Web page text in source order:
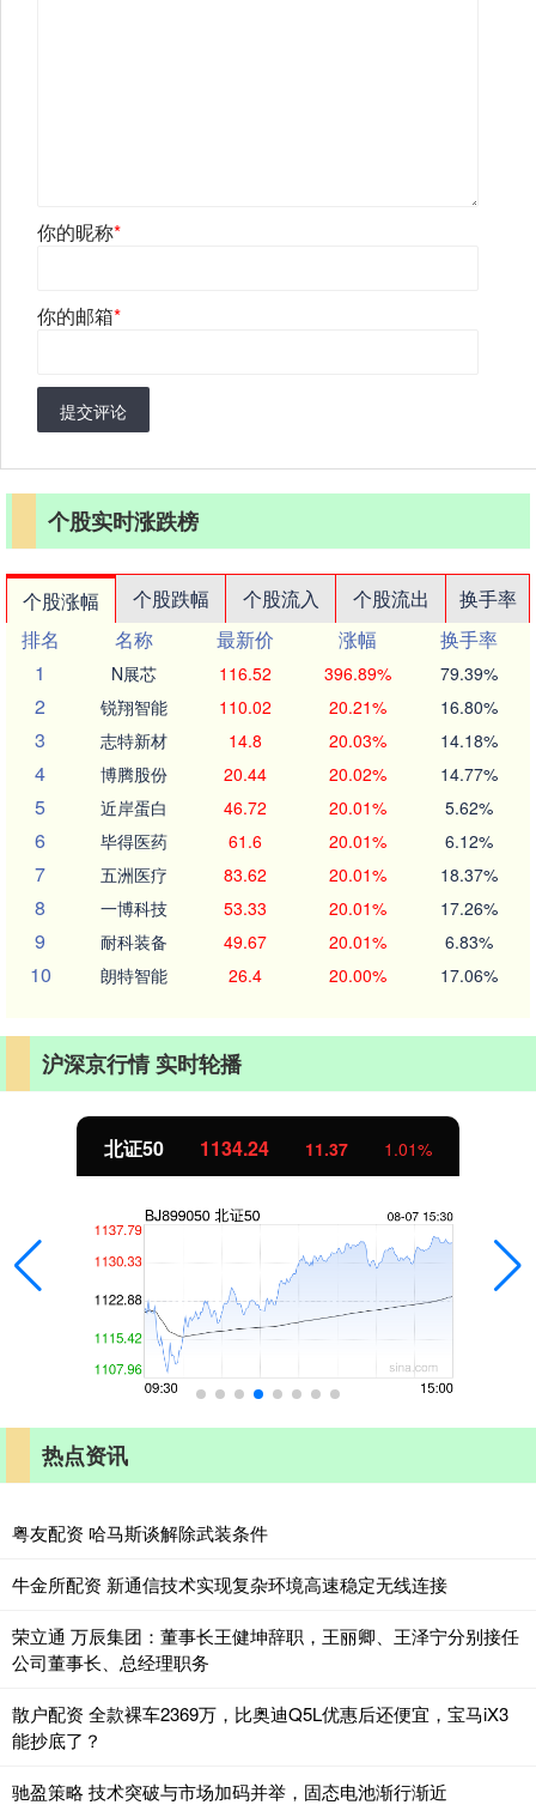
你的昵称*
你的邮箱*
提交评论
个股实时涨跌榜
个股涨幅 个股跌幅 个股流入 个股流出
换手率
排名
名称 最新价 涨幅
换手率
1
N展芯 116.52 396.89% 79.39%
2 锐翔智能 110.02 20.21% 16.80%
3 志特新材 14.8 20.03% 14.18%
4 博腾股份 20.44 20.02% 14.77%
5 近岸蛋白 46.72 20.01% 5.62%
6 毕得医药 61.6 20.01% 6.12%
7 五洲医疗 83.62 20.01% 18.37%
8 一博科技 53.33 20.01% 17.26%
9 耐科装备 49.67 20.01% 6.83%
10 朗特智能 26.4 20.00% 17.06%
沪深京行情 实时轮播
北证50 1134.24 11.37 1.01%
热点资讯
粤友配资 哈马斯谈解除武装条件
牛金所配资 新通信技术实现复杂环境高速稳定无线连接
荣立通 万辰集团：董事长王健坤辞职，王丽卿、王泽宁分别接任
公司董事长、总经理职务
散户配资 全款裸车2369万，比奥迪Q5L优惠后还便宜，宝马iX3
能抄底了？
驰盈策略 技术突破与市场加码并举，固态电池渐行渐近